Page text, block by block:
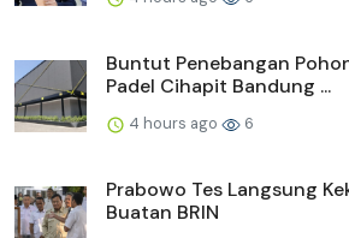
Buntut Penebangan
Padel Cihapit Bandung ...
4 hours ago 6
Prabowo Tes Langsung
Buatan BRIN